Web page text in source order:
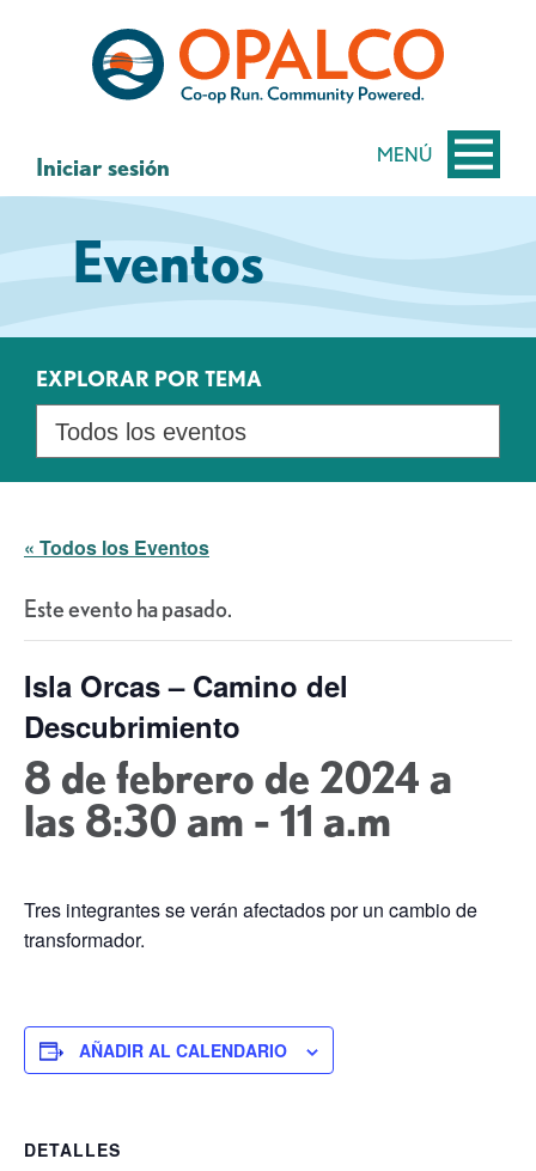
contenido
MENÚ
Iniciar sesión
Eventos
EXPLORAR POR TEMA
« Todos los Eventos
Este evento ha pasado.
Isla Orcas – Camino del
Descubrimiento
8 de febrero de 2024 a
las 8:30 am - 11 a.m
Tres integrantes se verán afectados por un cambio de
transformador.
AÑADIR AL CALENDARIO
DETALLES